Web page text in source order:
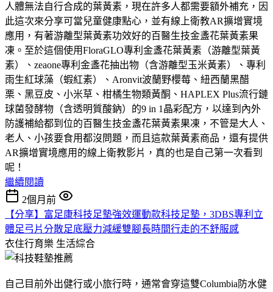
人體無法自行合成的葉黃素，現在許多人都需要額外補充，因
此這次來分享可當兒童健康點心，並有線上衛教AR擴增實境
應用，有著游離型葉黃素功效好的百醫生技金盞花葉黃素果
凍。至於這個使用FloraGLO專利金盞花葉黃素（游離型葉黃
素）、zeaone專利金盞花抽出物（含游離型玉米黃素）、專利
雨生紅球藻（蝦紅素）、Aronvit波蘭野櫻莓、紐西蘭黑醋
栗、黑豆皮、小米草、柑橘生物類黃酮、HAPLEX Plus流行鏈
球菌發酵物（含透明質酸鈉）的9 in 1晶彩配方，以達到內外
防護補給都到位的百醫生技金盞花葉黃素果凍，不管是大人、
老人、小孩要食用都沒問題，而且這款葉黃素商品，還有提供
AR擴增實境應用的線上衛教影片，真的也是自己第一次看到
呢！
繼續閱讀
2個月前
【分享】富足康科技足墊強效運動款科技足墊，3DBS專利立
體足弓片分散足底壓力減緩雙腳長時間行走的不舒服感
衣住行育樂 生活綜合
自己目前外出健行或小旅行時，通常會穿這雙Columbia防水健